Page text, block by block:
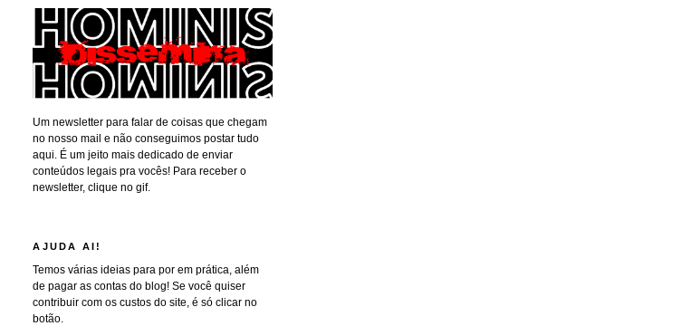
Um newsletter para falar de coisas que chegam
no nosso mail e não conseguimos postar tudo
aqui. É um jeito mais dedicado de enviar
conteúdos legais pra vocês! Para receber o
newsletter, clique no gif.
AJUDA AI!
Temos várias ideias para por em prática, além
de pagar as contas do blog! Se você quiser
contribuir com os custos do site, é só clicar no
botão.